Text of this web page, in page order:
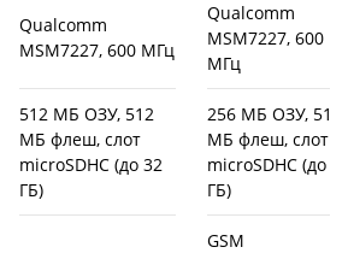
Qualcomm
MSM7227, 600 МГц
Qualcomm
MSM7227, 600
МГц
512 МБ ОЗУ, 512
МБ флеш, слот
microSDHC (до 32
ГБ)
256 МБ ОЗУ, 512
МБ флеш, слот
microSDHC (до
ГБ)
GSM